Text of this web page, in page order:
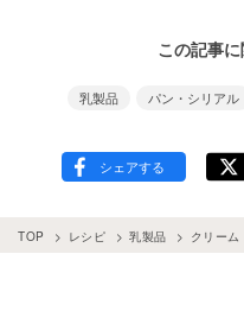
この記事
乳製品 パン・シリアル
TOP レシピ 乳製品 クリーム